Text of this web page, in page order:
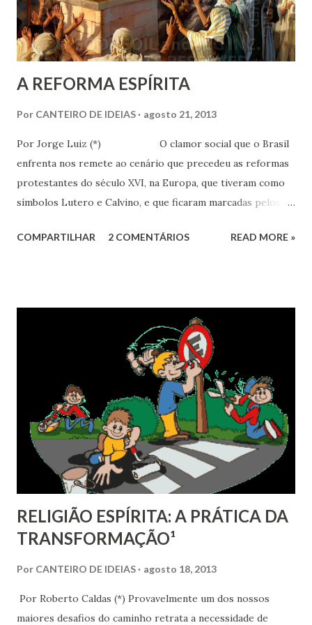
existên...
A REFORMA ESPÍRITA
Por CANTEIRO DE IDEIAS agosto 21, 2013
Por Jorge Luiz (*) O clamor social que o Brasil
enfrenta nos remete ao cenário que precedeu as reformas
protestantes do século XVI, na Europa, que tiveram como
símbolos Lutero e Calvino, e que ficaram marcadas pelos
das indulgências. Para alguns historiadores a
angústias nem nas liturgias nem na dogmática da Igreja
Romana. Atrelados a isto, verificou-se decomposição das
instituições tradicionais: Estado, Sociedade e Igreja. Leiam
o que diz Flávio Luizetto: (1) Às vezes a violência
popular explod...
COMPARTILHAR 2 COMENTÁRIOS READ MORE »
RELIGIÃO ESPÍRITA: A PRÁTICA DA
TRANSFORMAÇÃO¹
Por CANTEIRO DE IDEIAS agosto 18, 2013
Por Roberto Caldas (*) Provavelmente um dos nossos
maiores desafios do caminho retrata a necessidade de